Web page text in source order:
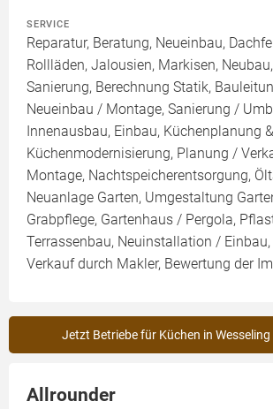
SERVICE
Reparatur, Beratung, Neueinbau,
Rollläden, Jalousien, Markisen,
Sanierung, Berechnung Statik,
Neueinbau / Montage, Sanierung /
Innenausbau, Einbau, Küchenplanung
Küchenmodernisierung, Planung /
Montage, Nachtspeicherentsorgung,
Neuanlage Garten, Umgestaltung
Grabpflege, Gartenhaus / Pergola,
Terrassenbau, Neuinstallation /
Verkauf durch Makler, Bewertung der
Jetzt Betriebe für Küchen in Wesseling
Allrounder